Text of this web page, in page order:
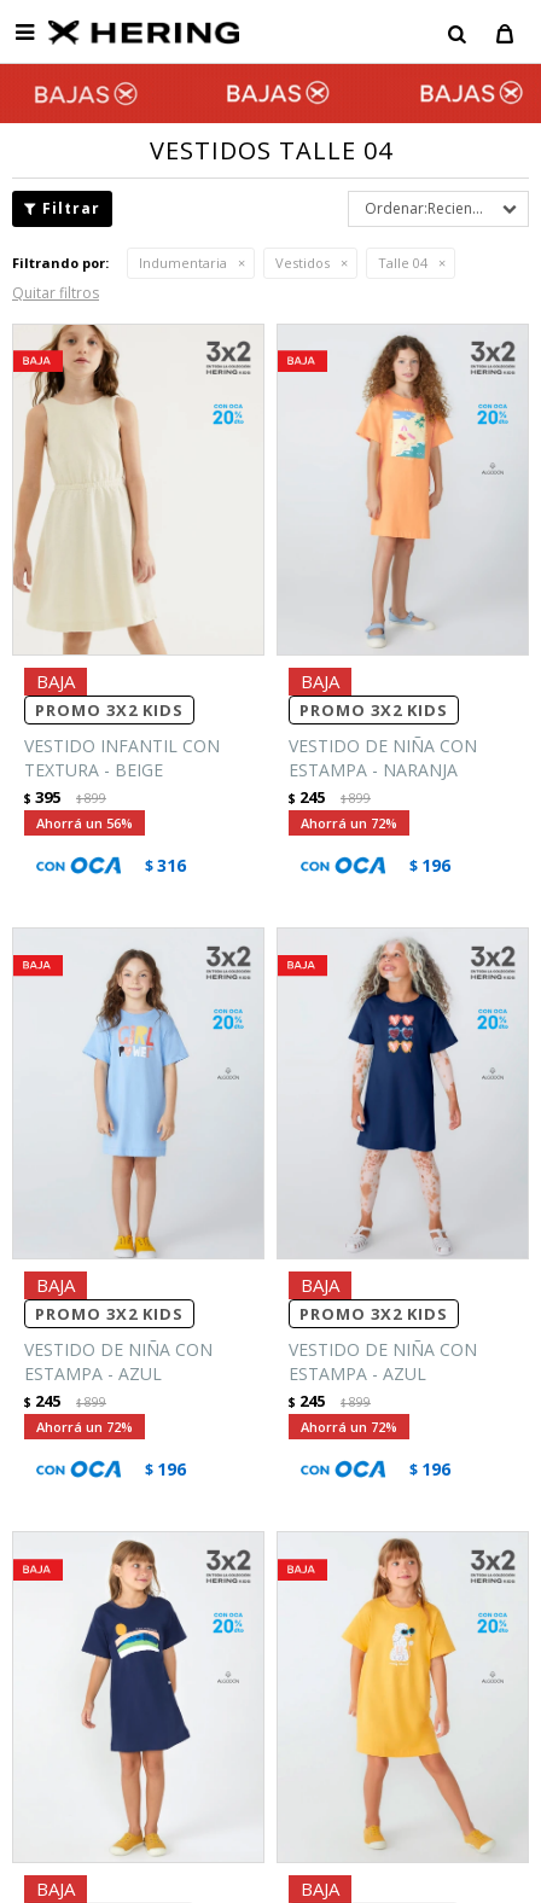

VESTIDOS TALLE 04
Recientes
Filtrando por: Indumentaria Vestidos Talle 04
Quitar filtros
PROMO 3X2 KIDS
VESTIDO INFANTIL CON
TEXTURA - BEIGE
$ 395 $899
56
$316
PROMO 3X2 KIDS
VESTIDO DE NIÑA CON
ESTAMPA - NARANJA
$ 245 $899
72
$ 196
PROMO 3X2 KIDS
VESTIDO DE NIÑA CON
ESTAMPA - AZUL
$ 245 $899
72
$ 196
PROMO 3X2 KIDS
VESTIDO DE NIÑA CON
ESTAMPA - AZUL
$ 245 $899
72
$ 196